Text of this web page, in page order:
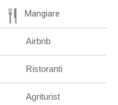
Mangiare
Airbnb
Ristoranti
Agriturist